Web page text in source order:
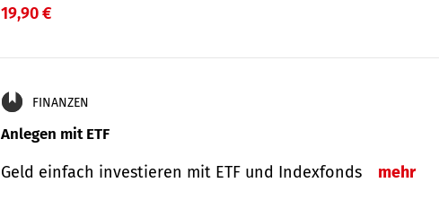
19,90 €
FINANZEN
Anlegen mit ETF
Geld einfach investieren mit ETF und Indexfonds mehr